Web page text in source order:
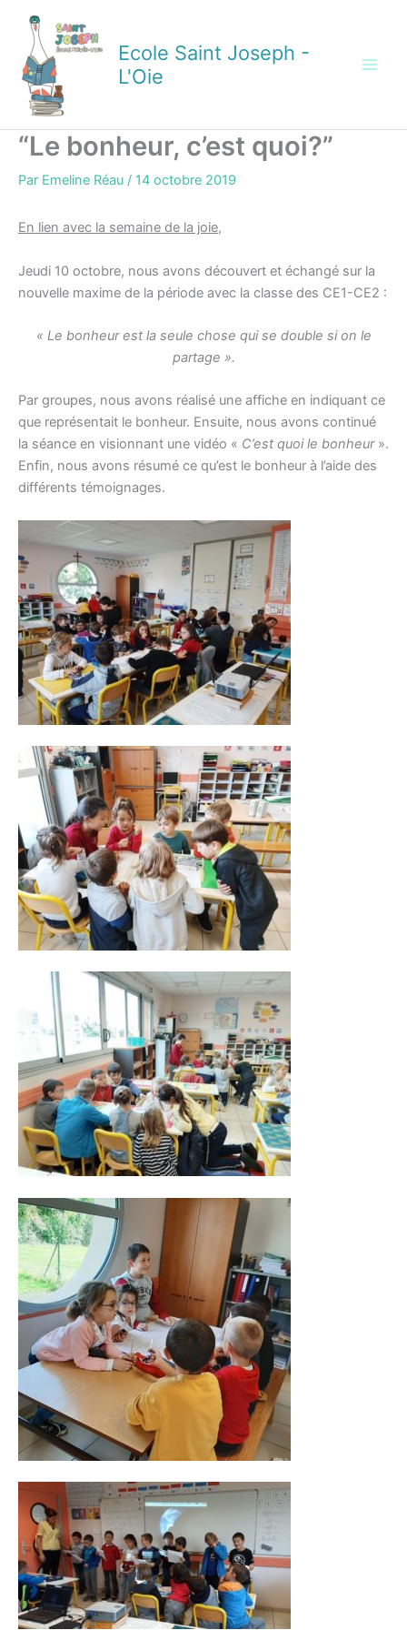
contenu
Ecole Saint Joseph -
L'Oie
“Le bonheur, c’est quoi?”
Par Emeline Réau / 14 octobre 2019
En lien avec la semaine de la joie,
Jeudi 10 octobre, nous avons découvert et échangé sur la
nouvelle maxime de la période avec la classe des CE1-CE2 :
« Le bonheur est la seule chose qui se double si on le
partage ».
Par groupes, nous avons réalisé une affiche en indiquant ce
que représentait le bonheur. Ensuite, nous avons continué
la séance en visionnant une vidéo « C’est quoi le bonheur».
Enfin, nous avons résumé ce qu’est le bonheur à l’aide des
différents témoignages.